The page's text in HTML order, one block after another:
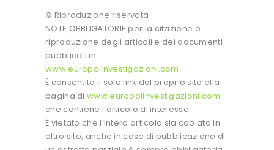
© Riproduzione riservata
NOTE OBBLIGATORIE per la citazione o
riproduzione degli articoli e dei documenti
pubblicati in
www.europolinvestigazioni.com
È consentito il solo link dal proprio sito alla
pagina di www.europolinvestigazioni.com
che contiene l’articolo di interesse.
È vietato che l’intero articolo sia copiato in
altro sito; anche in caso di pubblicazione di